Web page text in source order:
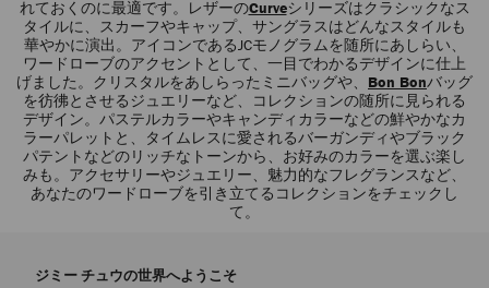
れておくのに最適です。レザーのCurveシリーズはクラシックなス
タイルに、スカーフやキャップ、サングラスはどんなスタイルも
華やかに演出。アイコンであるJCモノグラムを随所にあしらい、
ワードローブのアクセントとして、一目でわかるデザインに仕上
げました。クリスタルをあしらったミニバッグや、 Bon Bonバッグ
を彷彿とさせるジュエリーなど、コレクションの随所に見られる
デザイン。パステルカラーやキャンディカラーなどの鮮やかなカ
ラーパレットと、タイムレスに愛されるバーガンディやブラック
パテントなどのリッチなトーンから、お好みのカラーを選ぶ楽し
みも。アクセサリーやジュエリー、魅力的なフレグランスなど、
あなたのワードローブを引き立てるコレクションをチェックし
て。
ジミー チュウの世界へようこそ